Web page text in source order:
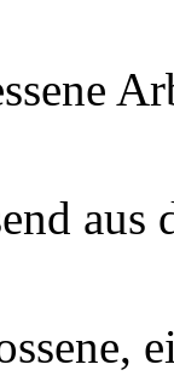
aus